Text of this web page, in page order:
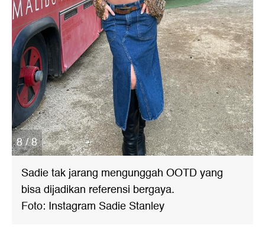
8 / 8
Sadie tak jarang mengunggah OOTD yang
bisa dijadikan referensi bergaya.
Foto: Instagram Sadie Stanley